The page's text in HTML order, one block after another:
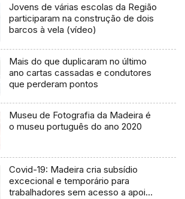
Jovens de várias escolas da Região
participaram na construção de dois
barcos à vela (vídeo)
Mais do que duplicaram no último
ano cartas cassadas e condutores
que perderam pontos
Museu de Fotografia da Madeira é
o museu português do ano 2020
Covid-19: Madeira cria subsídio
excecional e temporário para
trabalhadores sem acesso a apoios